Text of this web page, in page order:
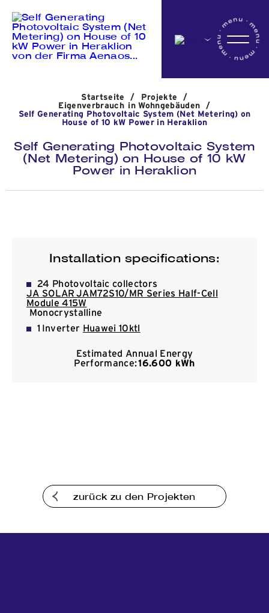
Startseite
Das Unternehmen
Aktivitäten
Kommunikation
Startseite / Projekte
/
Eigenverbrauch in Wohngebäuden
/
Self Generating Photovoltaic System (Net Metering) on
House of 10 kW Power in Heraklion
Self Generating Photovoltaic System
(Net Metering) on House of 10 kW
Power in Heraklion
Installation specifications:
24 Photovoltaic collectors
JA SOLAR JAM72S10/MR Series Half-Cell
Module 415W
Monocrystalline
1 Inverter Huawei 10ktl
Estimated Annual Energy
Performance:16.600 kWh
zurück zu den Projekten